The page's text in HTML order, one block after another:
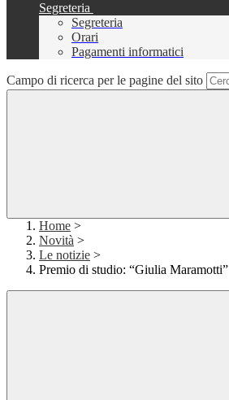
Segreteria
Segreteria
Orari
Pagamenti informatici
Campo di ricerca per le pagine del sito
Home >
Novità >
Le notizie >
Premio di studio: “Giulia Maramotti”